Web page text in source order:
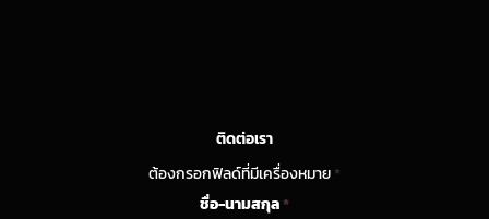
ติดต่อเรา
ต้องกรอกฟิลด์ที่มีเครื่องหมาย*
ชื่อ-นามสกุล*